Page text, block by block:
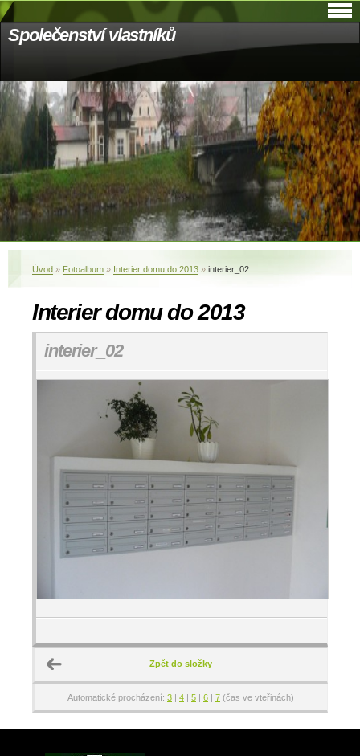
Společenství vlastníků
Úvod » Fotoalbum » Interier domu do 2013 » interier_02
Interier domu do 2013
interier_02
Zpět do složky
Automatické procházení: 3 | 4 | 5 | 6 | 7 (čas ve vteřinách)